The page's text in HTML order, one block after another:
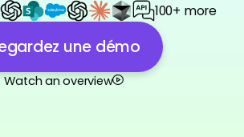
100+ more
une démo
Watch an overview